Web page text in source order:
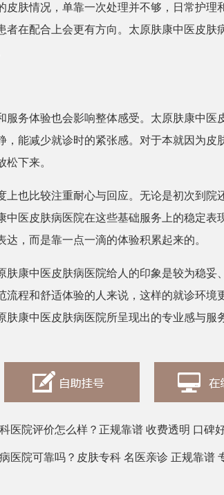
皮肤情况，单靠一次处理并不够，日常护理
者在配合上会更有方向。太原肤康中医皮肤
服务体验也会影响整体感受。太原肤康中医
，能减少就诊时的紧张感。对于本就因为皮
下来。
上也比较注重耐心与回应。无论是初次到
中医皮肤病医院在这些基础服务上的稳定表
，而是靠一点一滴的体验积累起来的。
肤康中医皮肤病医院给人的印象是较为稳
流程和舒适体验的人来说，这样的就诊环境
肤康中医皮肤病医院所呈现出的专业感与服
医院评价怎么样？正规靠谱 收费透明 口碑好
医院可靠吗？皮肤专科 名医亲诊 正规靠谱